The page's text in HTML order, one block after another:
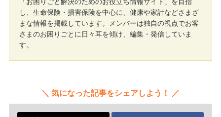
「お困りごと解決のためのお役立ち情報サイト」を目指
し、生命保険・損害保険を中心に、健康や家計などさまざ
まな情報を掲載しています。メンバーは独自の視点でお客
さまのお困りごとに日々耳を傾け、編集・発信していま
す。
気になった記事をシェアしよう！